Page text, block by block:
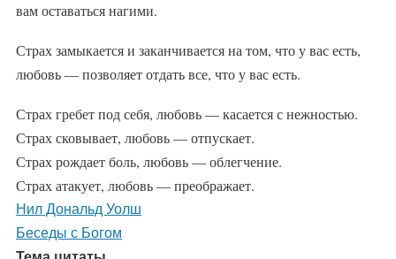
вам оставаться нагими.
Страх замыкается и заканчивается на том, что у вас есть,
любовь — позволяет отдать все, что у вас есть.
Страх гребет под себя, любовь — касается с нежностью.
Страх сковывает, любовь — отпускает.
Страх рождает боль, любовь — облегчение.
Страх атакует, любовь — преображает.
Нил Дональд Уолш
Беседы с Богом